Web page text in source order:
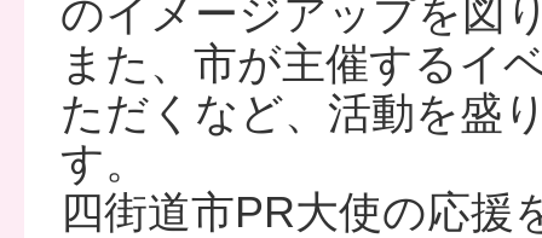
のイメージアップを図
また、市が主催するイ
ただくなど、活動を盛
す。
四街道市PR大使の応援